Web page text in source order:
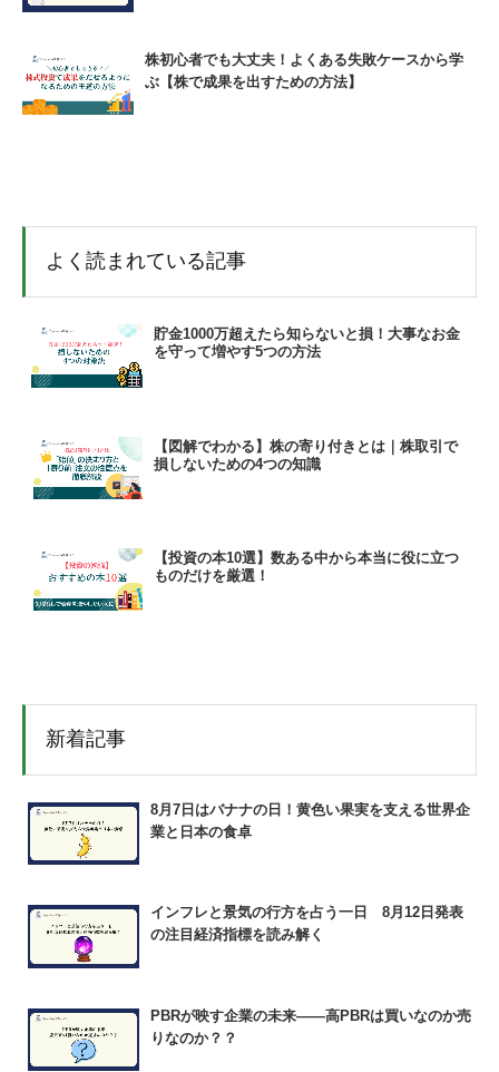
株初心者でも大丈夫！よくある失敗ケースから学
ぶ【株で成果を出すための方法】
よく読まれている記事
貯金1000万超えたら知らないと損！大事なお金
を守って増やす5つの方法
【図解でわかる】株の寄り付きとは｜株取引で
損しないための4つの知識
【投資の本10選】数ある中から本当に役に立つ
ものだけを厳選！
新着記事
8月7日はバナナの日！黄色い果実を支える世界企
業と日本の食卓
インフレと景気の行方を占う一日 8月12日発表
の注目経済指標を読み解く
PBRが映す企業の未来――高PBRは買いなのか売
りなのか？？